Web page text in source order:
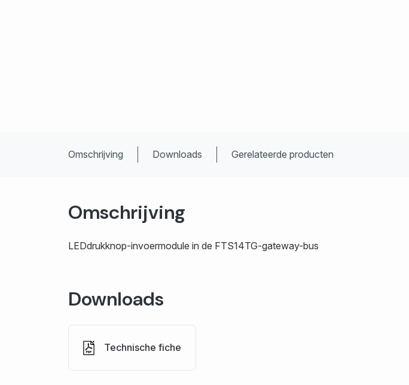
Omschrijving Downloads Gerelateerde producten
Omschrijving
LEDdrukknop-invoermodule in de FTS14TG-gateway-bus
Downloads
Technische fiche